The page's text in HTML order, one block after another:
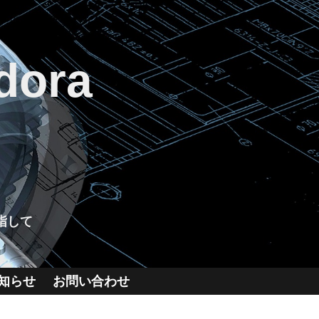
して
らせ お問い合わせ